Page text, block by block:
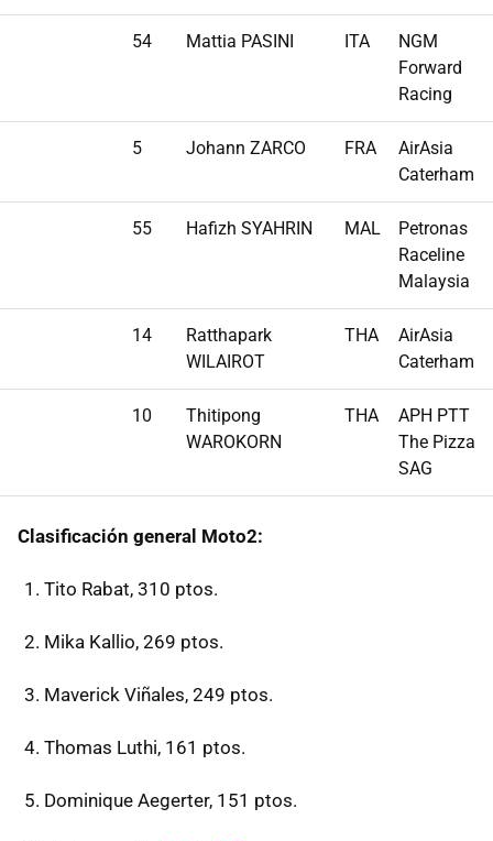
54 Mattia PASINI ITA
NGM
Forward
Racing
5 Johann ZARCO FRA
AirAsia
Caterham
55 Hafizh SYAHRIN MAL
Petronas
Raceline
Malaysia
14
Ratthapark
WILAIROT
THA
AirAsia
Caterham
10
Thitipong
WAROKORN
THA
APH PTT
The Pizza
SAG
Clasificación general Moto2:
Tito Rabat, 310 ptos.
Mika Kallio, 269 ptos.
Maverick Viñales, 249 ptos.
Thomas Luthi, 161 ptos.
Dominique Aegerter, 151 ptos.